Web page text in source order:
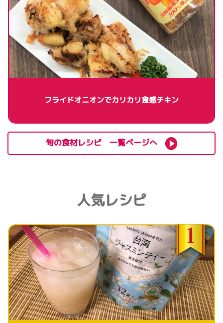
フライドオニオンでカリカリ食感チキン
旬の食材レシピ 一覧ページへ
人気レシピ